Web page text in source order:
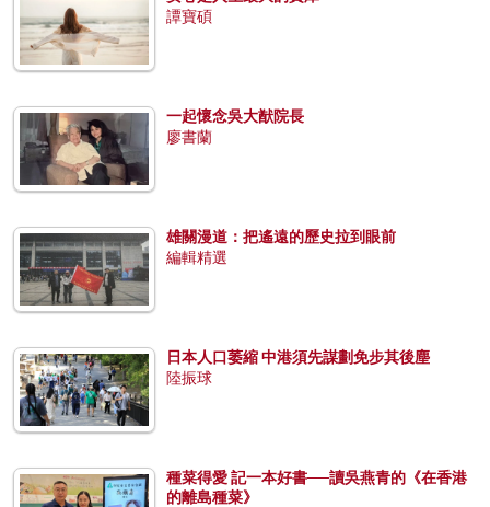
譚寶碩
一起懷念吳大猷院長
廖書蘭
雄關漫道：把遙遠的歷史拉到眼前
編輯精選
日本人口萎縮 中港須先謀劃免步其後塵
陸振球
種菜得愛 記一本好書──讀吳燕青的《在香港
的離島種菜》